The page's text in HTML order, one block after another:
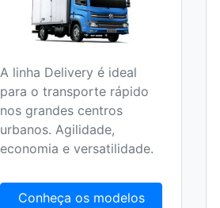
A linha Delivery é ideal
para o transporte rápido
nos grandes centros
urbanos. Agilidade,
economia e versatilidade.
Conheça os modelos